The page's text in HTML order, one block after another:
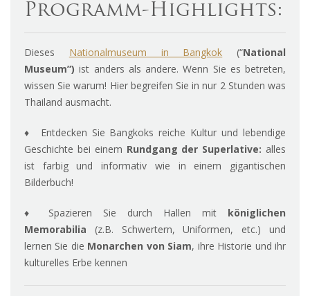
Programm-Highlights:
Dieses Nationalmuseum in Bangkok (“National
Museum”) ist anders als andere. Wenn Sie es betreten,
wissen Sie warum! Hier begreifen Sie in nur 2 Stunden was
Thailand ausmacht.
♦ Entdecken Sie Bangkoks reiche Kultur und lebendige
Geschichte bei einem Rundgang der Superlative: alles
ist farbig und informativ wie in einem gigantischen
Bilderbuch!
♦ Spazieren Sie durch Hallen mit königlichen
Memorabilia (z.B. Schwertern, Uniformen, etc.) und
lernen Sie die Monarchen von Siam, ihre Historie und ihr
kulturelles Erbe kennen